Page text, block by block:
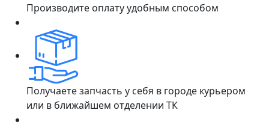
Производите оплату удобным способом
Получаете запчасть у себя в городе курьером
или в ближайшем отделении ТК